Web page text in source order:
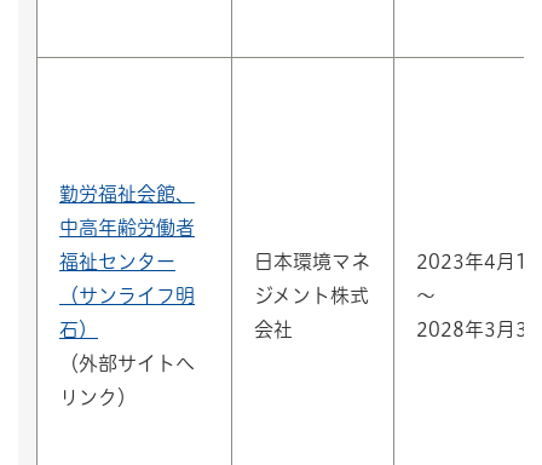
勤労福祉会館、
中高年齢労働者
福祉センター
（サンライフ明
石）
（外部サイトへ
リンク）
日本環境マネ
ジメント株式
会社
2023年4月1
～
2028年3月31